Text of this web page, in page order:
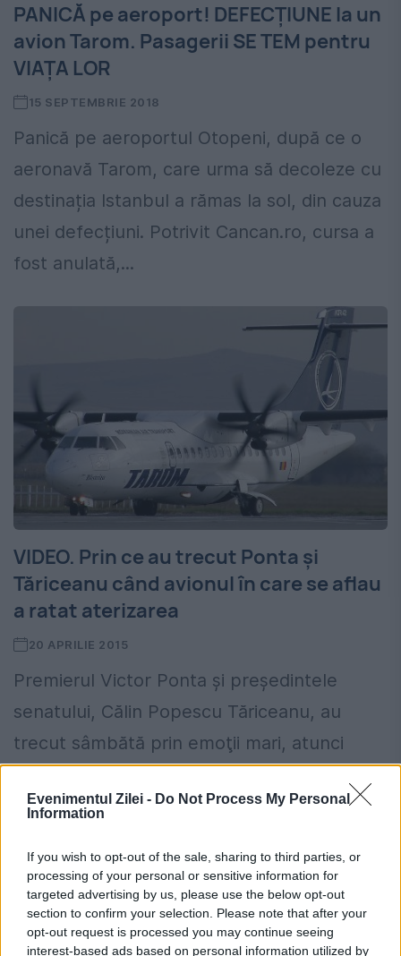
Evenimentul Zilei - Do Not Process My Personal
Information
If you wish to opt-out of the sale, sharing to third parties, or
processing of your personal or sensitive information for
targeted advertising by us, please use the below opt-out
section to confirm your selection. Please note that after your
opt-out request is processed you may continue seeing
interest-based ads based on personal information utilized by
PANICĂ pe aeroport! DEFECȚIUNE la un
avion Tarom. Pasagerii SE TEM pentru
VIAȚA LOR
15 SEPTEMBRIE 2018
Panică pe aeroportul Otopeni, după ce o
aeronavă Tarom, care urma să decoleze cu
destinația Istanbul a rămas la sol, din cauza
unei defecțiuni. Potrivit Cancan.ro, cursa a
fost anulată,...
VIDEO. Prin ce au trecut Ponta şi
Tăriceanu când avionul în care se aflau
a ratat aterizarea
20 APRILIE 2015
Premierul Victor Ponta şi preşedintele
senatului, Călin Popescu Tăriceanu, au
trecut sâmbătă prin emoţii mari, atunci
la Otopeni. Pe internet există o...